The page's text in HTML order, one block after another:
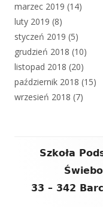
marzec 2019 (14)
luty 2019 (8)
styczeń 2019 (5)
grudzień 2018 (10)
listopad 2018 (20)
październik 2018 (15)
wrzesień 2018 (7)
Zawartość
Szkoła
33 – 342